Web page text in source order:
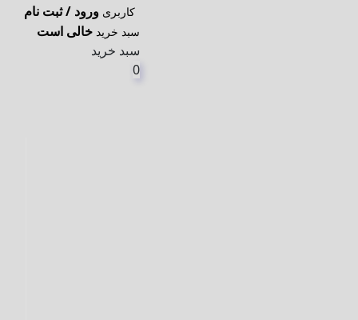
کاربری ورود / ثبت نام
سبد خرید خالی است
سبد خرید
0